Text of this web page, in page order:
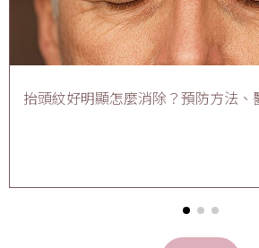
抬頭紋好明顯怎麼消除？預防方法、